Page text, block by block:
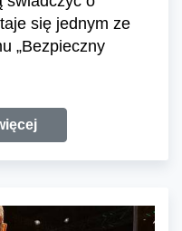
się jednym ze
„Bezpieczny